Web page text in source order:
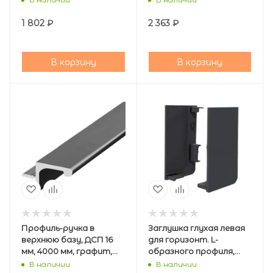
1 802 ₽
В корзину
2 363₽
В корзину
Профиль-ручка в
верхнюю базу, ДСП 16
мм, 4000 мм, графит,
AQВ наличии
Заглушка глухая левая
для горизонт. L-
образного профиля,
графит, AQ
В наличии